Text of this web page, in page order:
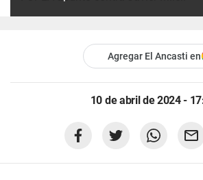
Agregar El Ancasti en
10 de abril de 2024 -